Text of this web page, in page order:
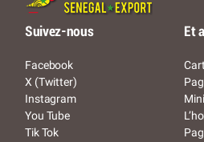
Suivez-nous
Facebook
X (Twitter)
Instagram
You Tube
Tik Tok
Et